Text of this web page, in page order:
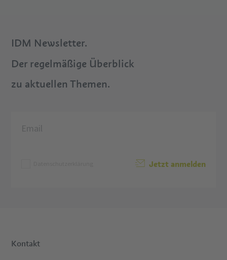
IDM Newsletter.
Der regelmäßige Überblick
zu aktuellen Themen.
Jetzt anmelden
Kontakt